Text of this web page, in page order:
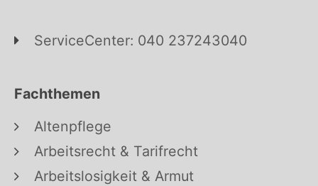
ServiceCenter: 040 237243040
Fachthemen
Altenpflege
Arbeitsrecht & Tarifrecht
Arbeitslosigkeit & Armut